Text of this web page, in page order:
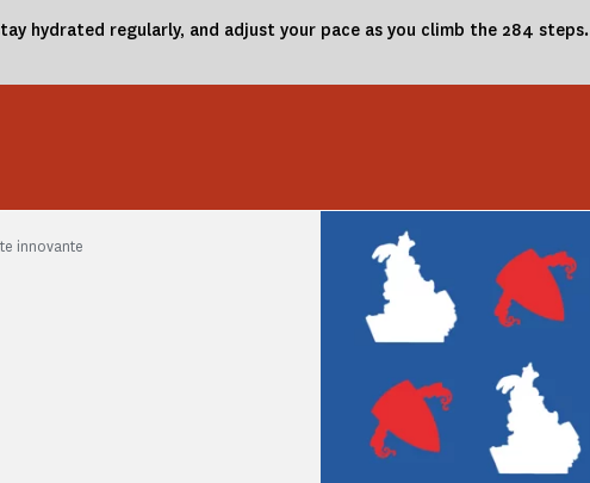
hydrated regularly, and adjust your pace as you climb the 284 steps.
innovante